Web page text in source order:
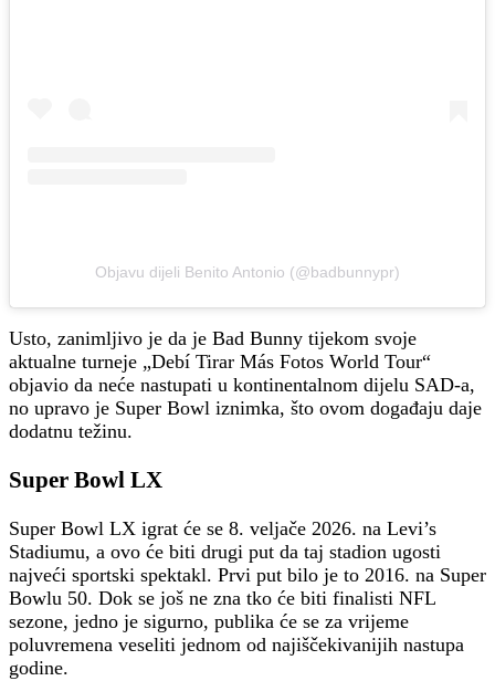
Objavu dijeli Benito Antonio (@badbunnypr)
Usto, zanimljivo je da je Bad Bunny tijekom svoje
aktualne turneje „Debí Tirar Más Fotos World Tour“
objavio da neće nastupati u kontinentalnom dijelu SAD-a,
no upravo je Super Bowl iznimka, što ovom događaju daje
dodatnu težinu.
Super Bowl LX
Super Bowl LX igrat će se 8. veljače 2026. na Levi’s
Stadiumu, a ovo će biti drugi put da taj stadion ugosti
najveći sportski spektakl. Prvi put bilo je to 2016. na Super
Bowlu 50. Dok se još ne zna tko će biti finalisti NFL
sezone, jedno je sigurno, publika će se za vrijeme
poluvremena veseliti jednom od najiščekivanijih nastupa
godine.